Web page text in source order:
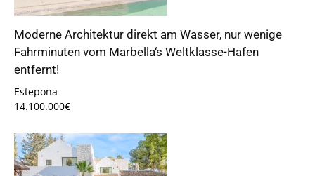
Moderne Architektur direkt am Wasser, nur wenige
Fahrminuten vom Marbella‘s Weltklasse-Hafen
entfernt!
Estepona
14.100.000€